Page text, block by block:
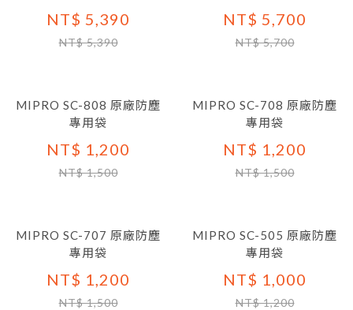
NT$ 5,390
NT$ 5,390
NT$ 5,700
NT$ 5,700
MIPRO SC-808 原廠防塵
專用袋
NT$ 1,200
NT$ 1,500
MIPRO SC-708 原廠防塵
專用袋
NT$ 1,200
NT$ 1,500
MIPRO SC-707 原廠防塵
專用袋
NT$ 1,200
NT$ 1,500
MIPRO SC-505 原廠防塵
專用袋
NT$ 1,000
NT$ 1,200